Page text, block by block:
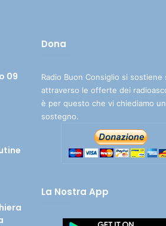
09
Dona
Radio Buon Consiglio si sostiene
attraverso le offerte dei
è per questo che vi chiediamo un
sostegno.
La Nostra App